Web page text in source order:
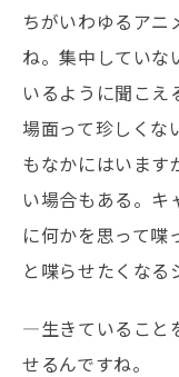
ちがいわゆるアニ
ね。集中していな
いるように聞こ
場面って珍しくな
もなかにはいます
い場合もある。キ
に何かを思って喋
と喋らせたくなる
―生きていること
せるんですね。